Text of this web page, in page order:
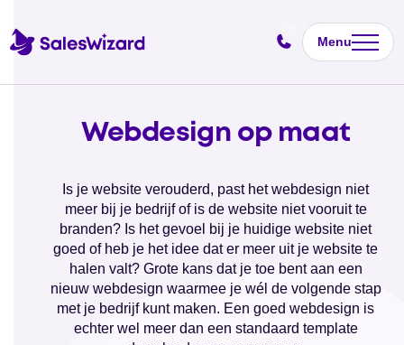
Menu
Webdesign op maat
Is je website verouderd, past het webdesign niet
meer bij je bedrijf of is de website niet vooruit te
branden? Is het gevoel bij je huidige website niet
goed of heb je het idee dat er meer uit je website te
halen valt? Grote kans dat je toe bent aan een
nieuw webdesign waarmee je wél de volgende stap
met je bedrijf kunt maken. Een goed webdesign is
echter wel meer dan een standaard template